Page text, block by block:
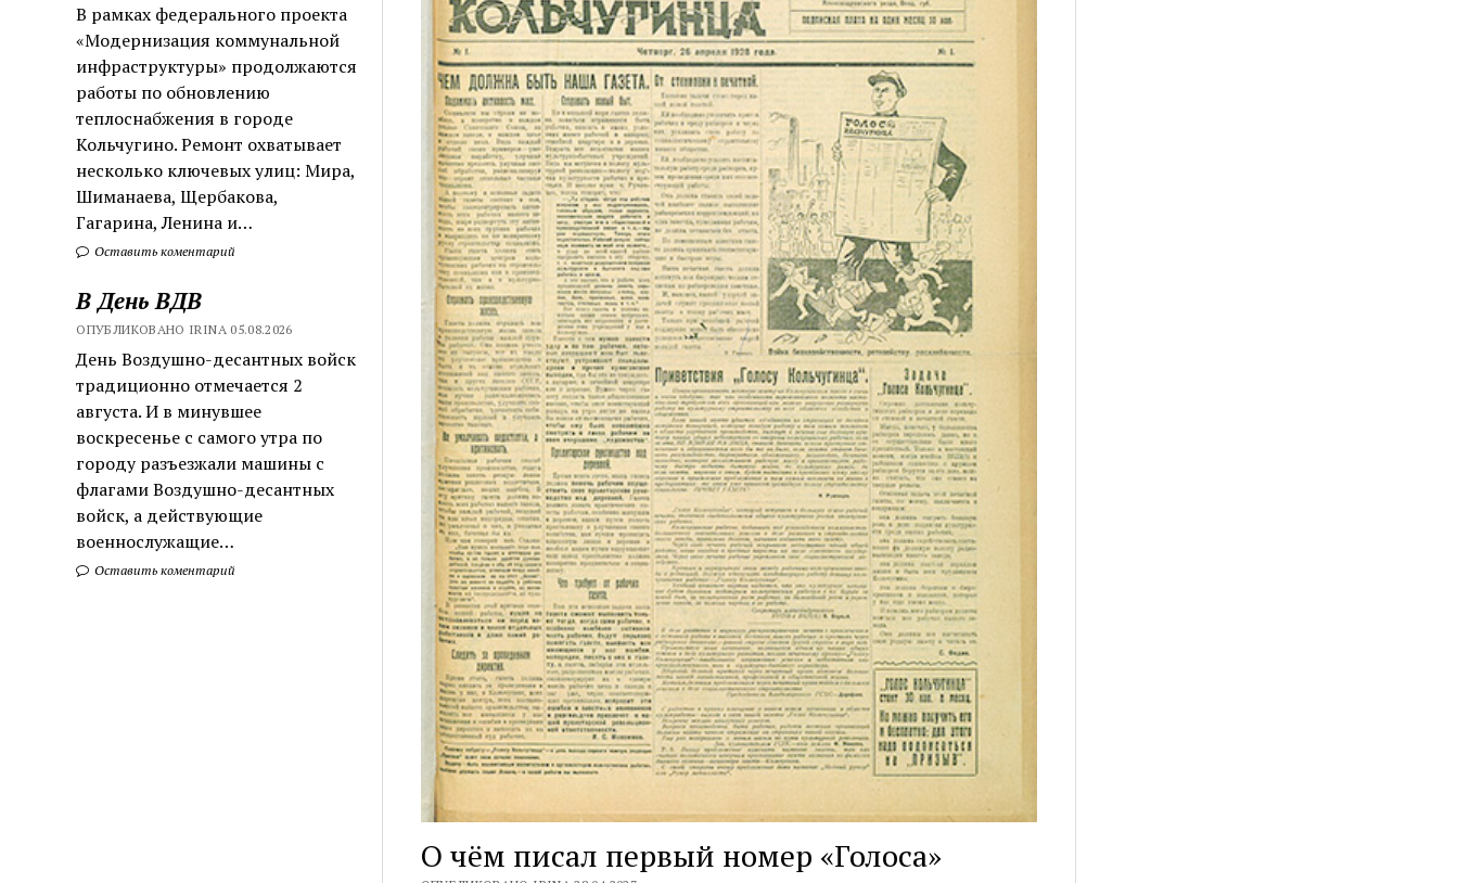
В рамках федерального проекта
«Модернизация коммунальной
инфраструктуры» продолжаются
работы по обновлению
теплоснабжения в городе
Кольчугино. Ремонт охватывает
несколько ключевых улиц: Мира,
Шиманаева, Щербакова,
Гагарина, Ленина и…
Оставить коментарий
В День ВДВ
ОПУБЛИКОВАНО IRINA 05.08.2026
День Воздушно-десантных войск
традиционно отмечается 2
августа. И в минувшее
воскресенье с самого утра по
городу разъезжали машины с
флагами Воздушно-десантных
войск, а действующие
военнослужащие…
Оставить коментарий
О чём писал первый номер «Голоса»